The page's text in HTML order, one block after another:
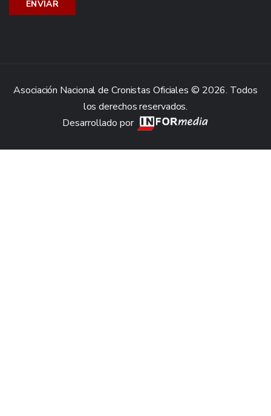
Asociación Nacional de Cronistas Oficiales © 2026. Todos
los derechos reservados.
Desarrollado por